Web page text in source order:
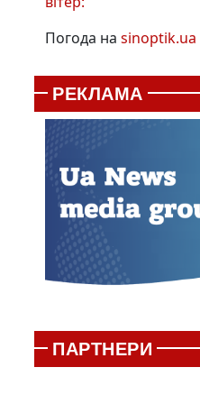
Погода на sinoptik.ua
РЕКЛАМА
ПАРТНЕРИ